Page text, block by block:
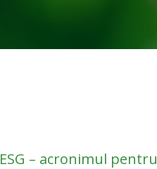
ESG – acronimul pentru